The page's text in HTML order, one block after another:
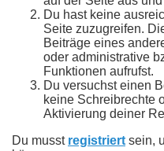
Du hast keine
Seite zuzugreifen.
Beiträge eines
oder administrative
Funktionen aufrufst.
Du versuchst einen
keine Schreibrechte
Aktivierung deiner
Du musst registriert sein,